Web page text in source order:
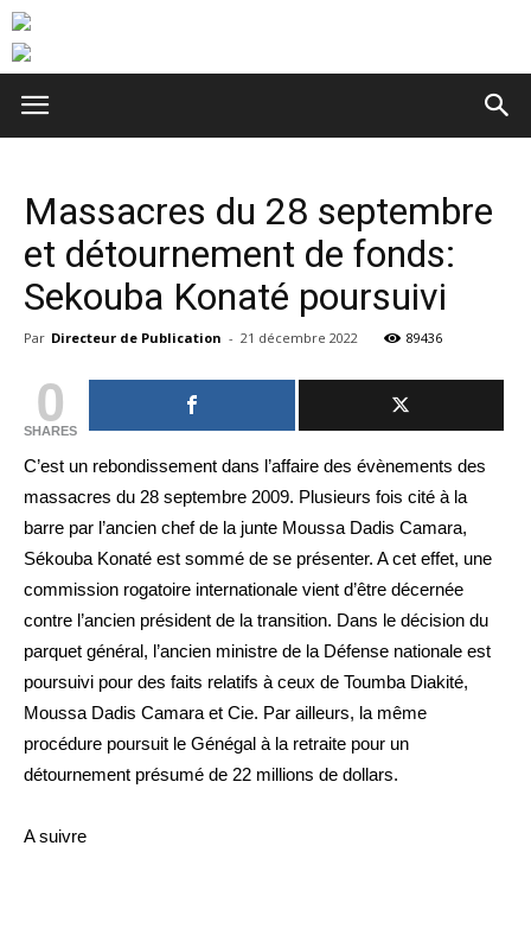
Massacres du 28 septembre
et détournement de fonds:
Sekouba Konaté poursuivi
Par Directeur de Publication - 21 décembre 2022 89436
0
SHARES
C’est un rebondissement dans l’affaire des évènements des
massacres du 28 septembre 2009. Plusieurs fois cité à la
barre par l’ancien chef de la junte Moussa Dadis Camara,
Sékouba Konaté est sommé de se présenter. A cet effet, une
commission rogatoire internationale vient d’être décernée
contre l’ancien président de la transition. Dans le décision du
parquet général, l’ancien ministre de la Défense nationale est
poursuivi pour des faits relatifs à ceux de Toumba Diakité,
Moussa Dadis Camara et Cie. Par ailleurs, la même
procédure poursuit le Génégal à la retraite pour un
détournement présumé de 22 millions de dollars.
A suivre